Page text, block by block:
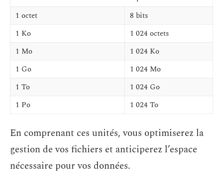
1 octet
8 bits
1 Ko
1 024 octets
1 Mo
1 024 Ko
1 Go
1 024 Mo
1 To
1 024 Go
1 Po
1 024 To
En comprenant ces unités, vous optimiserez la
gestion de vos fichiers et anticiperez l’espace
nécessaire pour vos données.